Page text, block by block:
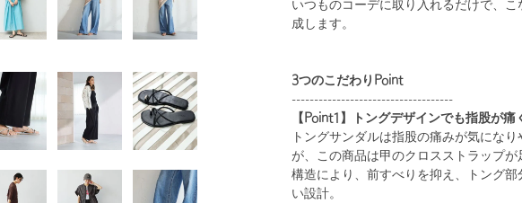
いつものコーデに取り入れるだけで、
成します。
3つのこだわりPoint
------------------------------------
【Point1】トングデザインでも指股が痛
トングサンダルは指股の痛みが気にな
が、この商品は甲のクロスストラップが
構造により、前すべりを抑え、トング部
い設計。